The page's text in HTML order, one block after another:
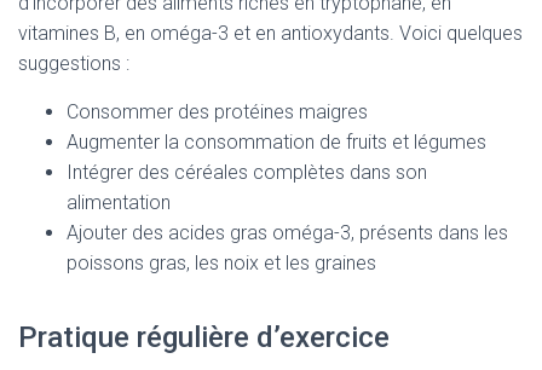
vitamines B, en oméga-3 et en antioxydants. Voici quelques
suggestions :
Consommer des protéines maigres
Augmenter la consommation de fruits et légumes
Intégrer des céréales complètes dans son
alimentation
Ajouter des acides gras oméga-3, présents dans les
poissons gras, les noix et les graines
Pratique régulière d’exercice